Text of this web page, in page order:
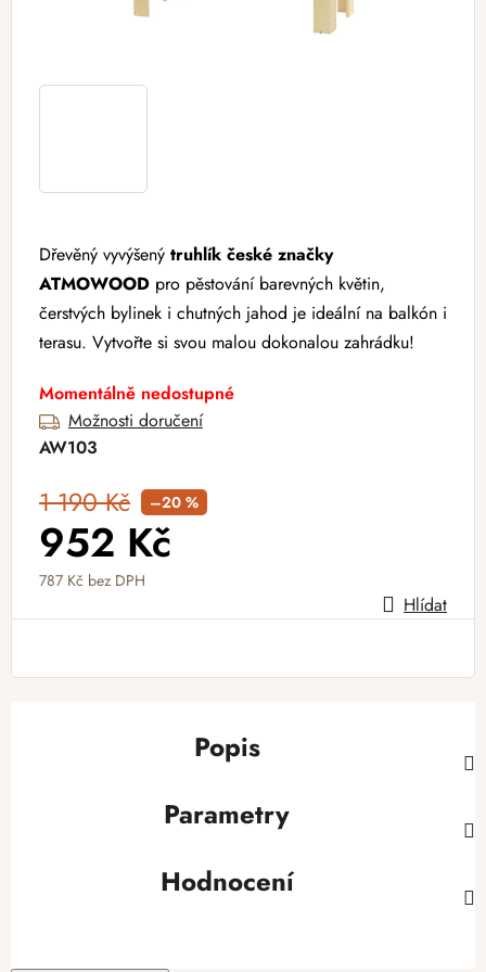
Dřevěný vyvýšený truhlík české značky
ATMOWOOD pro pěstování barevných květin,
čerstvých bylinek i chutných jahod je ideální na balkón i
terasu. Vytvořte si svou malou dokonalou zahrádku!
Momentálně nedostupné
Možnosti doručení
AW103
1 190 Kč –20 %
952 Kč
787 Kč bez DPH
Měrná cena: Hlídat
Popis
Parametry
Hodnocení